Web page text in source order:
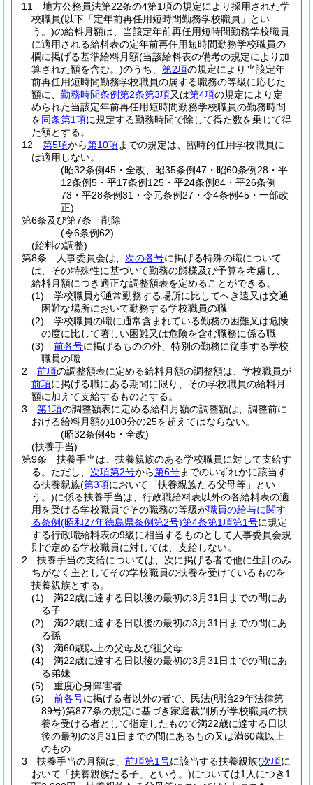
11
地方公務員法第22条の4第1項の規定により採用された学
校職員(以下「定年前再任用短時間勤務学校職員」とい
う。)の給料月額は、当該定年前再任用短時間勤務学校職員
に適用される給料表の定年前再任用短時間勤務学校職員の
欄に掲げる基準給料月額(当該給料表の備考の規定により加
算された額を含む。)のうち、 第2項の規定により当該定年
前再任用短時間勤務学校職員の属する職務の等級に応じた
額に、 勤務時間条例第2条第3項又は第4項の規定により定
められた当該定年前再任用短時間勤務学校職員の勤務時間
を同条第1項に規定する勤務時間で除して得た数を乗じて得
た額とする。
12
第5項から第10項までの規定は、臨時的任用学校職員に
は適用しない。
(昭32条例45・全改、昭35条例47・昭60条例28・平
12条例5・平17条例125・平24条例84・平26条例
73・平28条例31・令元条例27・令4条例45・一部改
正)
第6条及び第7条
削除
(令6条例62)
(給料の調整)
第8条
人事委員会は、 次の各号に掲げる特殊の職について
は、その特殊性に基づいて勤務の態様及び予算を考慮し、
給料月額につき適正な調整額表を定めることができる。
(1)
学校職員が通常勤務する場所に比してへき遠又は交通
困難な場所において勤務する学校職員の職
(2)
学校職員の職に通常含まれている勤務の困難又は危険
の度に比して著しい困難又は危険を含む職務に係る職
(3)
前各号に掲げるものの外、特別の勤務に従事する学校
職員の職
2
前項の調整額表に定める給料月額の調整額は、学校職員が
前項に掲げる職にある期間に限り、その学校職員の給料月
額に加えて支給するものとする。
3
第1項の調整額表に定める給料月額の調整額は、調整前に
おける給料月額の100分の25を超えてはならない。
(昭32条例45・全改)
(扶養手当)
第9条
扶養手当は、扶養親族のある学校職員に対して支給す
る。 ただし、 次項第2号から第6号までのいずれかに該当す
る扶養親族(第3項において「扶養親族たる父母等」とい
う。)に係る扶養手当は、行政職給料表以外の各給料表の適
用を受ける学校職員でその職務の等級が職員の給与に関す
る条例(昭和27年徳島県条例第2号)第4条第1項第1号に規定
する行政職給料表の9級に相当するものとして人事委員会規
則で定める学校職員に対しては、支給しない。
2
扶養手当の支給については、次に掲げる者で他に生計のみ
ちがなく主としてその学校職員の扶養を受けているものを
扶養親族とする。
(1)
満22歳に達する日以後の最初の3月31日までの間にあ
る子
(2)
満22歳に達する日以後の最初の3月31日までの間にあ
る孫
(3)
満60歳以上の父母及び祖父母
(4)
満22歳に達する日以後の最初の3月31日までの間にあ
る弟妹
(5)
重度心身障害者
(6)
前各号に掲げる者以外の者で、民法(明治29年法律第
89号)第877条の規定に基づき家庭裁判所が学校職員の扶
養を受ける者として指定したもので満22歳に達する日以
後の最初の3月31日までの間にあるもの又は満60歳以上
のもの
3
扶養手当の月額は、 前項第1号に該当する扶養親族(次項に
おいて「扶養親族たる子」という。)については1人につき1